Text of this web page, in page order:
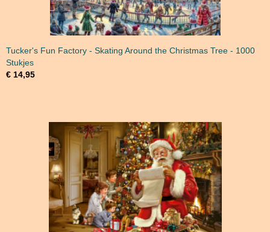
Tucker's Fun Factory - Skating Around the Christmas Tree - 1000
Stukjes
€ 14,95